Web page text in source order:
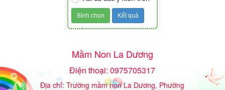
Mầm Non La Dương
Điện thoại: 0975705317
Địa chỉ: Trường mầm non La Dương, Phường